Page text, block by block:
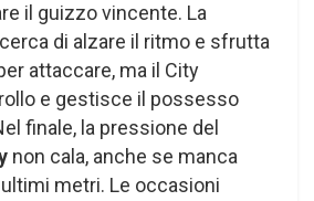
il guizzo vincente. La
di alzare il ritmo e sfrutta
attaccare, ma il City
e gestisce il possesso
finale, la pressione del
non cala, anche se manca
metri. Le occasioni